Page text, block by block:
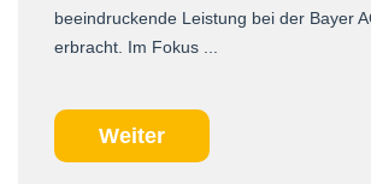
beeindruckende Leistung bei der Bayer
erbracht. Im Fokus ...
Weiter